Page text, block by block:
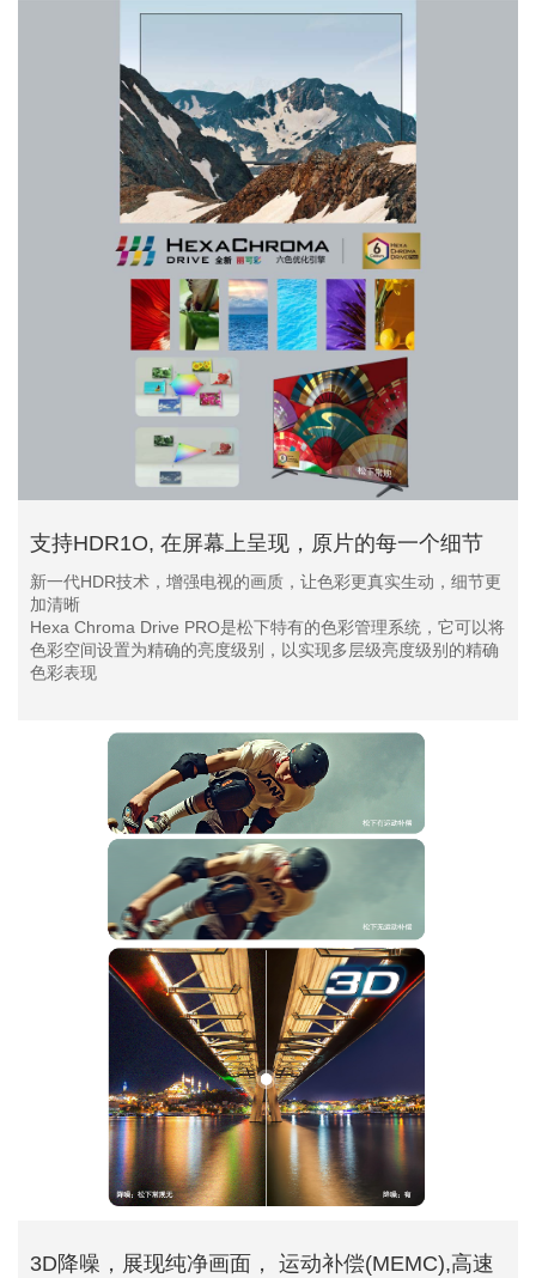
支持HDR1O, 在屏幕上呈现，原片的每一个细节
新一代HDR技术，增强电视的画质，让色彩更真实生动，细节更
加清晰
Hexa Chroma Drive PRO是松下特有的色彩管理系统，它可以将
色彩空间设置为精确的亮度级别，以实现多层级亮度级别的精确
色彩表现
3D降噪，展现纯净画面， 运动补偿(MEMC),高速